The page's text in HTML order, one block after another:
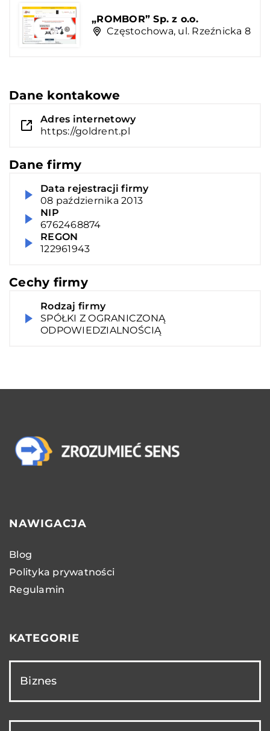
„ROMBOR” Sp. z o.o.
Częstochowa, ul. Rzeźnicka 8
Dane kontakowe
Adres internetowy
https://goldrent.pl
Dane firmy
Data rejestracji firmy
08 października 2013
NIP
6762468874
REGON
122961943
Cechy firmy
Rodzaj firmy
SPÓŁKI Z OGRANICZONĄ
ODPOWIEDZIALNOŚCIĄ
NAWIGACJA
Blog
Polityka prywatności
Regulamin
KATEGORIE
Biznes